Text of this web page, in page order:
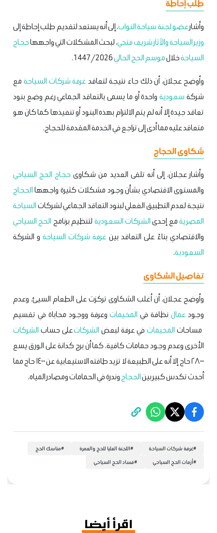
طلب إحاطة
وأشارعضو لجنة سياحةالنواب، إلى أنه يستعد لتقديم طلب إحاطة إلى
وزير السياحة والآثار شريف فتحي، لبحث المشكلات التي واجههاحجاج
السياحةخلالموسم الحج الحالي
وأوضح عجلان، أن ذلك جاء نتيجة لتعاقد غرفة شركات السياحة مع
شركة سعوديةواحدة أو ما يسمى بالتعاقد الجماعي رغم وضع بنود
تعاقد جيدة إلا أنه لم يتم الالتزام بهذه البنود أو تنفيذها كما كان هو
متعاقد عليه مما أدى إلى تراجع في الخدمة المقدمة للحجاج.
شكاوى الحجاج
وأشار عجلان، إلى أنه تلقى العديد من شكاوى حجاج الحج السياحي
والمستوى الاقتصادي بشأن وجود مشكلات كثيرة واجههاالحجاج
نتيجة لعدم التطبيق الفعلي لبنود التعاقد الجماعي لشركاتالسياحة
المصريةمع إحدىالشركاتالسعودية لتنظيم برنامج الحج السياحي
والاقتصادي بناءً على التعاقد بين غرفة شركات السياحة و الشركة
السعودية.
تفاصيل الشكاوى
وأوضح عجلان، أن أغلب الشكاوى تركزت على الطعام السيئ، وعدم
وجود عمالنظافة في المخيماتوعرفة ووجود محاباة في تقسيم
مساحات المخيمات في عرفة لبعض الشركاتعلى حساب الشركات
الأخرى وعدم وجود حمامات كافية، كما أن برج كدانة على الورق يسع
٢٨٠٠ حاج إلا أنه على الطبيعة لا تزيد طاقته الاستيعابية عن ١٤٠٠ حاج مما
أحدث تكدس كبير بينالحجاجوندرة في الحمامات ومصادر المياه.
#غرفة شركات السياحة #اللجنة العليا للحج والعمرة #مناسك الحج
#أزمات الحج السياحي #فساد الحج السياحي
اقرأ أيضا